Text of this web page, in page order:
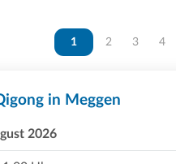
Vous êtes sur la page
1 Vous êtes sur
2 Vous
3 4
in Meggen
2026